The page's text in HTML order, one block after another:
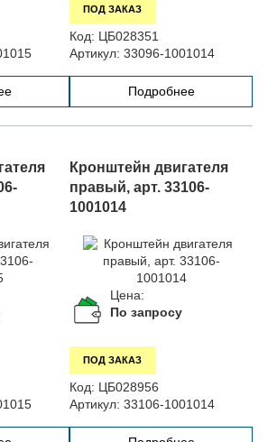
ПОД ЗАКАЗ
Код: ЦБ028351
Артикул: 33096-1001014
Подробнее
Кронштейн двигателя
правый, арт. 33106-
1001014
Цена:
По запросу
ПОД ЗАКАЗ
Код: ЦБ028956
Артикул: 33106-1001014